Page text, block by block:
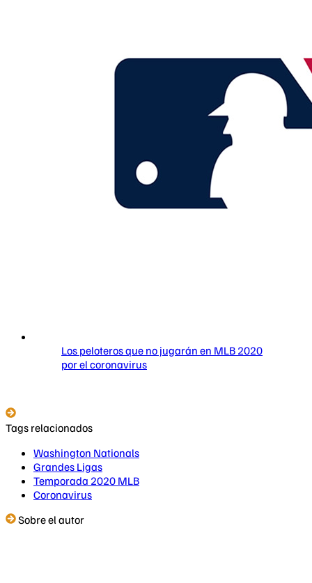
Los peloteros que no jugarán en MLB 2020
por el coronavirus
Tags relacionados
Washington Nationals
Grandes Ligas
Temporada 2020 MLB
Coronavirus
Sobre el autor